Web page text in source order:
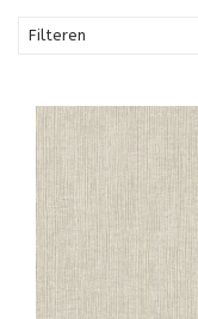
Filteren